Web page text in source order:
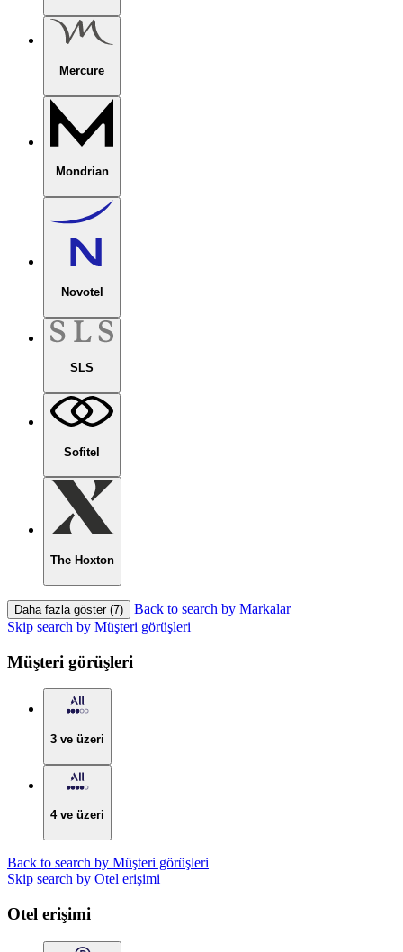
Mercure
Mondrian
Novotel
SLS
Sofitel
The Hoxton
Daha fazla göster (7)
Back to search by Markalar
Skip search by Müşteri görüşleri
Müşteri görüşleri
3 ve üzeri
4 ve üzeri
Back to search by Müşteri görüşleri
Skip search by Otel erişimi
Otel erişimi